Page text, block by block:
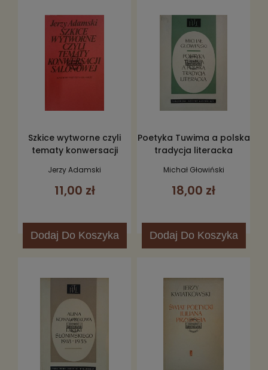
Szkice wytworne czyli
tematy konwersacji
Jerzy Adamski
11,00 zł
Dodaj Do Koszyka
Poetyka Tuwima a polska
tradycja literacka
Michał Głowiński
18,00 zł
Dodaj Do Koszyka